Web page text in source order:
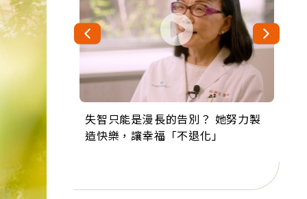
失智只能是漫長的告別？ 她努力製
造快樂，讓幸福「不退化」
來自剛果的巧克力神父 為台灣奉獻
36年 「台灣是我的家，我連作夢都
63歲卸矽谷副總、搬回台灣找快
樂！「蛋黃哥小丑」走進安養院，
104歲打破金氏世界紀錄 成為全球
最年長羽球選手，分享長壽的秘密
事業巔峰他選擇追夢…黑手阿伯拉
小提琴還登上小巨蛋！連CNN都大